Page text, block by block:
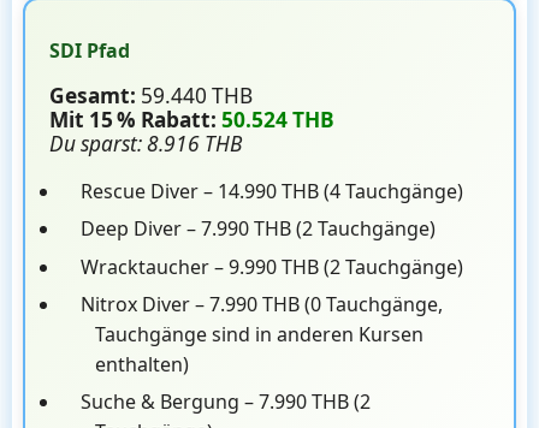
SDI Pfad
Gesamt: 59.440 THB
Mit 15 % Rabatt: 50.524 THB
Du sparst: 8.916 THB
Rescue Diver – 14.990 THB (4 Tauchgänge)
Deep Diver – 7.990 THB (2 Tauchgänge)
Wracktaucher – 9.990 THB (2 Tauchgänge)
Nitrox Diver – 7.990 THB (0 Tauchgänge,
Tauchgänge sind in anderen Kursen
enthalten)
Suche & Bergung – 7.990 THB (2